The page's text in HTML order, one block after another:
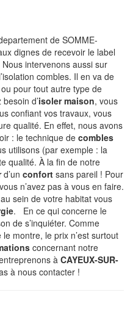
de SOMME-
dignes de recevoir le label
Nous intervenons aussi sur
combles. Il en va de
pour tout autre type de
d’isoler maison, vous
confiant vos travaux, vous
qualité. En effet, nous avons
: le technique de combles
utilisons (par exemple : la
qualité. À la fin de notre
d’un confort sans pareil ! Pour
n’avez pas à vous en faire.
sein de votre habitat vous
. En ce qui concerne le
de s’inquiéter. Comme
montre, le prix n’est surtout
concernant notre
à CAYEUX-SUR-
à nous contacter !